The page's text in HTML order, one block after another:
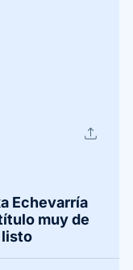
upload
Echevarría
muy de
listo